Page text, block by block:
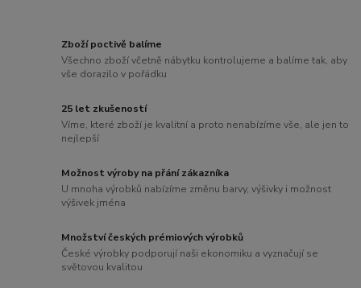
Zboží poctivě balíme
Všechno zboží včetně nábytku kontrolujeme a balíme tak, aby
vše dorazilo v pořádku
25 let zkušeností
Víme, které zboží je kvalitní a proto nenabízíme vše, ale jen to
nejlepší
Možnost výroby na přání zákazníka
U mnoha výrobků nabízíme změnu barvy, výšivky i možnost
výšivek jména
Množství českých prémiových výrobků
České výrobky podporují naši ekonomiku a vyznačují se
světovou kvalitou